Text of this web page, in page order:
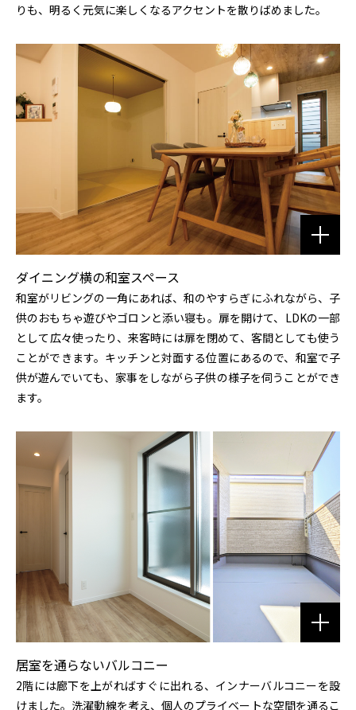
りも、明るく元気に楽しくなるアクセントを散りばめました。
ダイニング横の和室スペース
和室がリビングの一角にあれば、和のやすらぎにふれながら、子
供のおもちゃ遊びやゴロンと添い寝も。扉を開けて、LDKの一部
として広々使ったり、来客時には扉を閉めて、客間としても使う
ことができます。キッチンと対面する位置にあるので、和室で子
供が遊んでいても、家事をしながら子供の様子を伺うことができ
ます。
居室を通らないバルコニー
2階には廊下を上がればすぐに出れる、インナーバルコニーを設
けました。洗濯動線を考え、個人のプライベートな空間を通るこ